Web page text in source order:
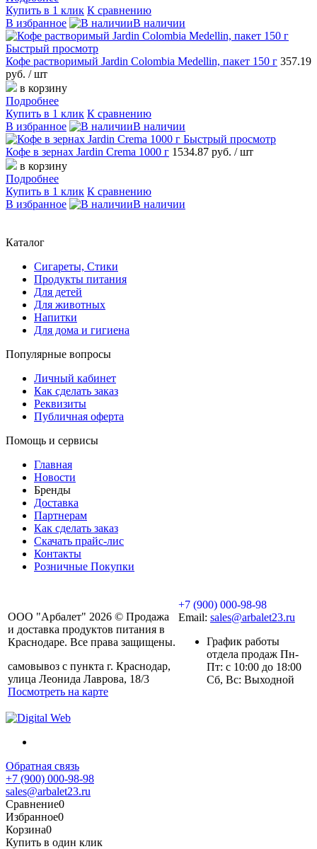
Купить в 1 клик К сравнению
В избранное
В наличии
Быстрый просмотр
Кофе растворимый Jardin Colombia Medellin, пакет 150 г 357.19
руб. / шт
в корзину
Подробнее
Купить в 1 клик К сравнению
В избранное
В наличии
Быстрый просмотр
Кофе в зернах Jardin Crema 1000 г 1534.87 руб. / шт
в корзину
Подробнее
Купить в 1 клик К сравнению
В избранное
В наличии
Каталог
Сигареты, Стики
Продукты питания
Для детей
Для животных
Напитки
Для дома и гигиена
Популярные вопросы
Личный кабинет
Как сделать заказ
Реквизиты
Публичная оферта
Помощь и сервисы
Главная
Новости
Бренды
Доставка
Партнерам
Как сделать заказ
Скачать прайс-лис
Контакты
Розничные Покупки
ООО "Арбалет" 2026 © Продажа
и доставка продуктов питания в
Краснодаре. Все права защищены.
самовывоз с пункта г. Краснодар,
улица Леонида Лаврова, 18/3
Посмотреть на карте
+7 (900) 000-98-98
Email: sales@arbalet23.ru
График работы
отдела продаж Пн-
Пт: с 10:00 до 18:00
Сб, Вс: Выходной
Обратная связь
+7 (900) 000-98-98
sales@arbalet23.ru
Сравнение0
Избранное0
Корзина0
Купить в один клик